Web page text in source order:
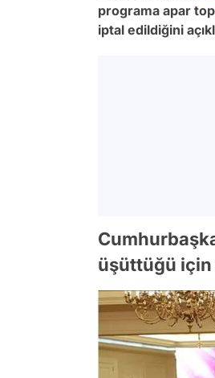
programa apar
iptal edildiğini
üşüttüğü için